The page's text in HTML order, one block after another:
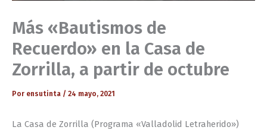
Más «Bautismos de
Recuerdo» en la Casa de
Zorrilla, a partir de octubre
Por ensutinta / 24 mayo, 2021
La Casa de Zorrilla (Programa «Valladolid Letraherido»)